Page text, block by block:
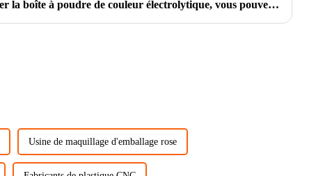
Chez Ansix pour personnaliser la boîte à poudre de couleur électrolytique, vous pouvez suivre ces étapes
Usine de maquillage d'emballage rose